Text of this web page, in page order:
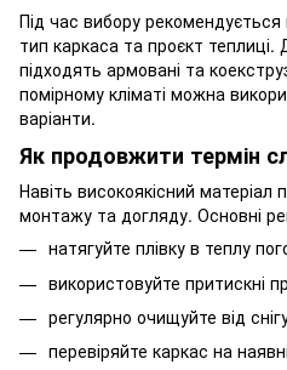
Під час вибору рекомендується
тип каркаса та проєкт
підходять армовані та
помірному кліматі можна
варіанти.
Як продовжити термін
Навіть високоякісний матеріал
монтажу та догляду. Основні
натягуйте плівку в теплу
використовуйте притискні
регулярно очищуйте від
перевіряйте каркас на